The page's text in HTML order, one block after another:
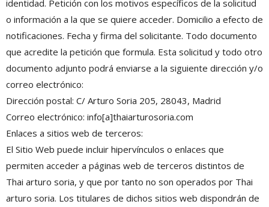
identidad. Petición con los motivos específicos de la solicitud
o información a la que se quiere acceder. Domicilio a efecto de
notificaciones. Fecha y firma del solicitante. Todo documento
que acredite la petición que formula. Esta solicitud y todo otro
documento adjunto podrá enviarse a la siguiente dirección y/o
correo electrónico:
Dirección postal: C/ Arturo Soria 205, 28043, Madrid
Correo electrónico: info[a]thaiarturosoria.com
Enlaces a sitios web de terceros:
El Sitio Web puede incluir hipervínculos o enlaces que
permiten acceder a páginas web de terceros distintos de
Thai arturo soria, y que por tanto no son operados por Thai
arturo soria. Los titulares de dichos sitios web dispondrán de